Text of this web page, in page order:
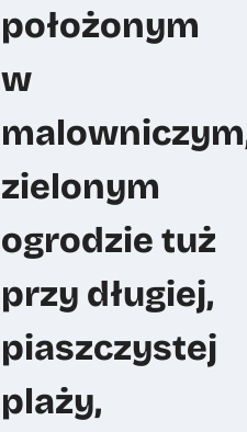
Dlaczego my
Dokumenty do pobrania
Ubezpieczenia
Pracuj z nami
FAQ
Kontakt
położonym
w
zielonym
ogrodzie tuż
przy długiej,
piaszczystej
plaży,